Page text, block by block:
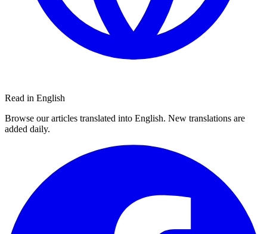
Read in English
Browse our articles translated into English. New translations are
added daily.